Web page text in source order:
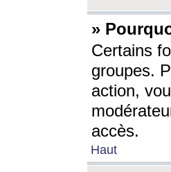
»
Certains
groupes.
action,
accès.
Haut